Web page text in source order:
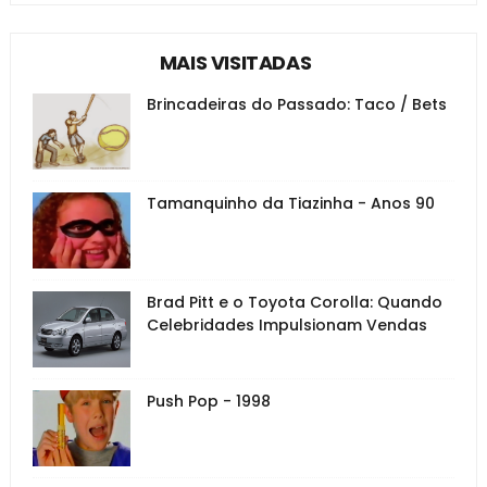
MAIS VISITADAS
Brincadeiras do Passado: Taco / Bets
Tamanquinho da Tiazinha - Anos 90
Brad Pitt e o Toyota Corolla: Quando
Celebridades Impulsionam Vendas
Push Pop - 1998